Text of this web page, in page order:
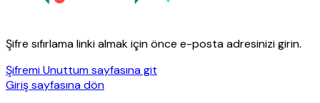
Şifre sıfırlama linki almak için önce e-posta adresinizi girin.
Şifremi Unuttum sayfasına git
Giriş sayfasına dön